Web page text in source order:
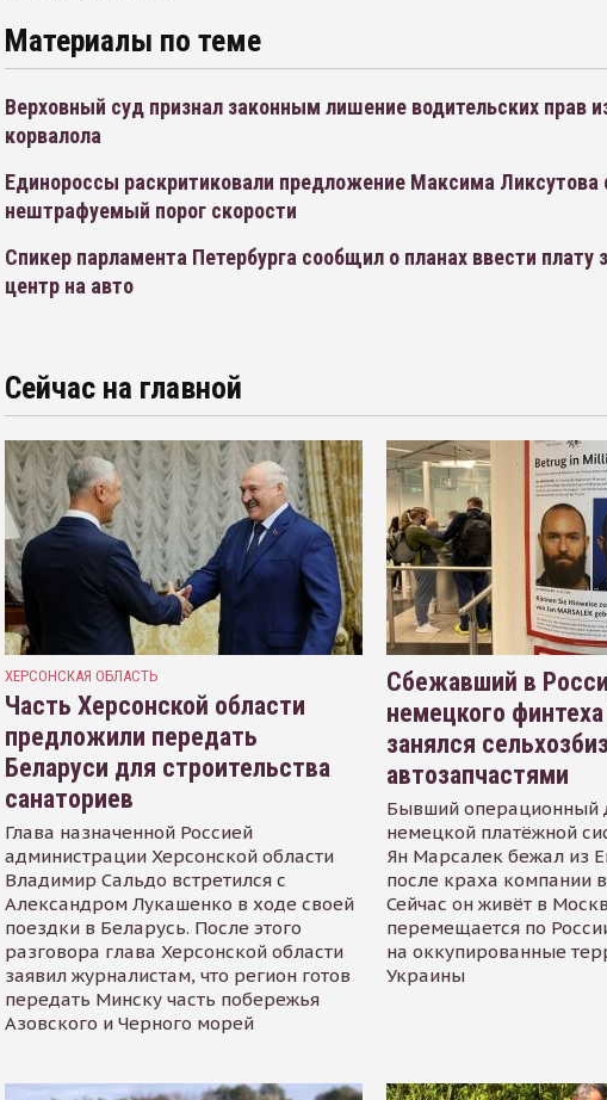
Материалы по теме
Верховный суд признал законным лишение водительских прав
корвалола
Единороссы раскритиковали предложение Максима Ликсутова
нештрафуемый порог скорости
Спикер парламента Петербурга сообщил о планах ввести плату
центр на авто
Сейчас на главной
ХЕРСОНСКАЯ ОБЛАСТЬ
Часть Херсонской области
предложили передать
Беларуси для строительства
санаториев
Глава назначенной Россией
администрации Херсонской области
Владимир Сальдо встретился с
Александром Лукашенко в ходе своей
поездки в Беларусь. После этого
разговора глава Херсонской области
заявил журналистам, что регион готов
передать Минску часть побережья
Азовского и Черного морей
Сбежавший в
немецкого финтеха
занялся
автозапчастями
Бывший операционный
немецкой платёжной
Ян Марсалек бежал из
после краха компании
Сейчас он живёт в
перемещается по
на оккупированные
Украины